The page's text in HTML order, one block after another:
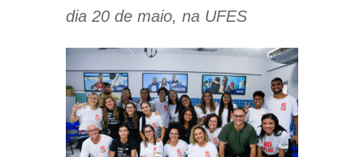
dia 20 de maio, na UFES